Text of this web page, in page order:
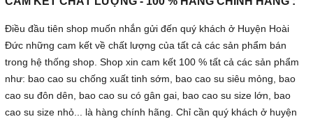
Điều đầu tiên shop muốn nhắn gửi đến quý khách ở Huyện Hoài
Đức những cam kết về chất lượng của tất cả các sản phẩm bán
trong hệ thống shop. Shop xin cam kết 100 % tất cả các sản phẩm
như: bao cao su chống xuất tinh sớm, bao cao su siêu mỏng, bao
cao su đôn dên, bao cao su có gân gai, bao cao su size lớn, bao
cao su size nhỏ... là hàng chính hãng. Chỉ cần quý khách ở huyện